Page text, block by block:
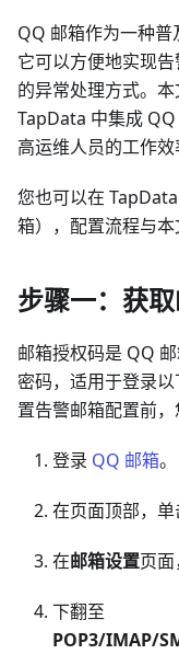
QQ 邮箱作为一种普
它可以方便地实现
的异常处理方式。
TapData 中集成
高运维人员的工作效
您也可以在
箱），配置流程与本
步骤一：获
邮箱授权码是 QQ
密码，适用于登录
置告警邮箱配置前，
登录 QQ 邮箱。
在页面顶部，单
在邮箱设置页
下翻至
POP3/IMAP/